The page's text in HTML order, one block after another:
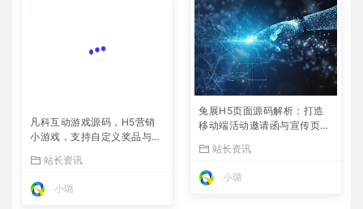
凡科互动游戏源码，H5营销
小游戏，支持自定义奖品与分
站长资讯
小璐
兔展H5页面源码解析：打造
移动端活动邀请函与宣传页的
站长资讯
小璐